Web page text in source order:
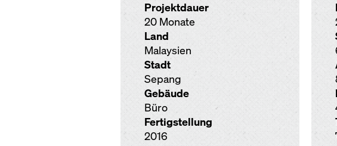
Projektdauer
20 Monate
Land
Malaysien
Stadt
Sepang
Gebäude
Büro
Fertigstellung
2016